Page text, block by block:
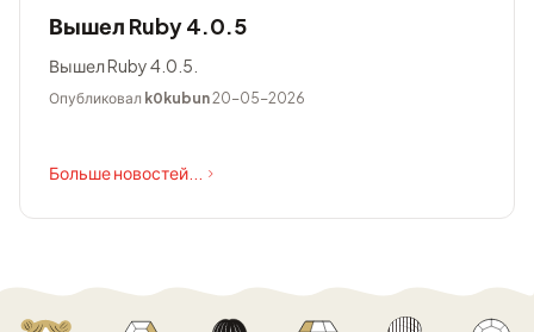
Вышел Ruby 4.0.5
Вышел Ruby 4.0.5.
Опубликовал k0kubun20-05-2026
Больше новостей...